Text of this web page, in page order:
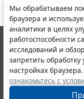
Мы обрабатываем
браузера и
аналитики в целях
работоспособности
исследований и
запретить
настройках
ознакомьтесь с
© ООО "НПП "ГАРАНТ-
выпускается с 1990
являются
информации ГАРАНТ.
Портал ГАРАНТ.РУ